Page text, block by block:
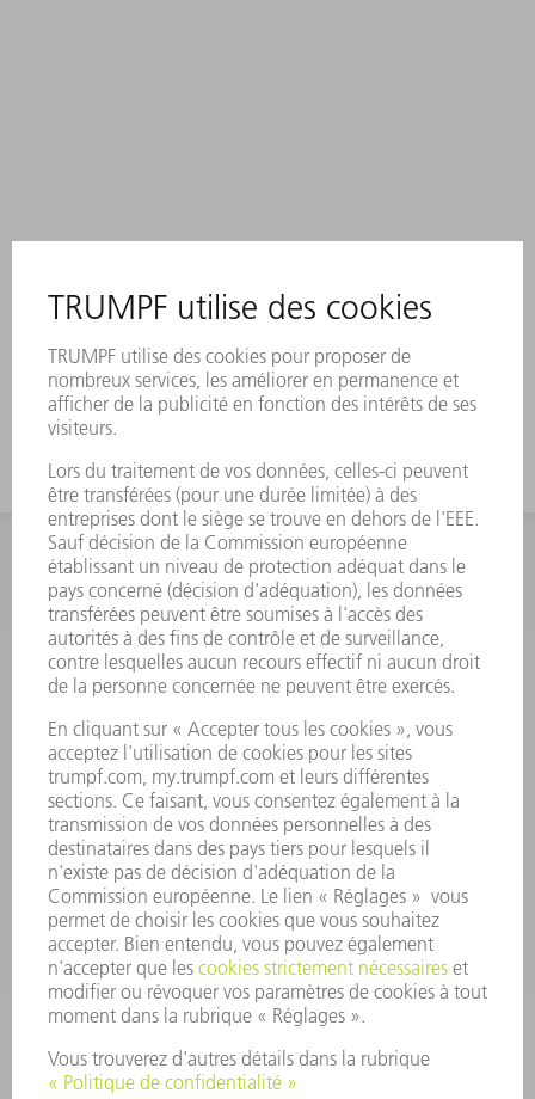
INFORMATION
Foire aux questions
Termes et conditions
CONTACT
01 48 17 37 73
Lun - Jeu 08:00h - 16:30h
Ven 08:00h - 12:30h
outillages@fr.TRUMPF.com
CONTACT
Pièces Détachées
01 48 17 37 57
Lun – Ven 8:30h - 17:30h
pieces.detachees@trumpf.com